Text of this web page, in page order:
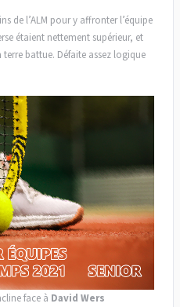
de l’ALM pour y affronter l’équipe
étaient nettement supérieur, et
terre battue. Défaite assez logique
face à David Wers